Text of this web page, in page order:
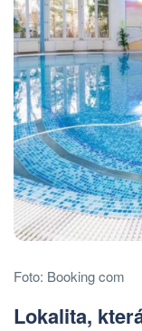
Foto: Booking com
Lokalita,